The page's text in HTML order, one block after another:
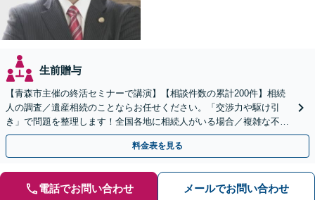
生前贈与
【青森市主催の終活セミナーで講演】【相談件数の累計200件】相続
人の調査／遺産相続のことならお任せください。「交渉力や駆け引
き」で問題を整理します！全国各地に相続人がいる場合／複雑な不動
産の相続にも対応【初回相談無料／当日・夜間可】
料金表を見る
電話でお問い合わせ メールでお問い合わせ